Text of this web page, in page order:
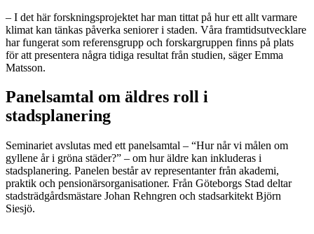
– I det här forskningsprojektet har man tittat på hur ett allt varmare
klimat kan tänkas påverka seniorer i staden. Våra framtidsutvecklare
har fungerat som referensgrupp och forskargruppen finns på plats
för att presentera några tidiga resultat från studien, säger Emma
Matsson.
Panelsamtal om äldres roll i
stadsplanering
Seminariet avslutas med ett panelsamtal – “Hur når vi målen om
gyllene år i gröna städer?” – om hur äldre kan inkluderas i
stadsplanering. Panelen består av representanter från akademi,
praktik och pensionärsorganisationer. Från Göteborgs Stad deltar
stadsträdgårdsmästare Johan Rehngren och stadsarkitekt Björn
Siesjö.